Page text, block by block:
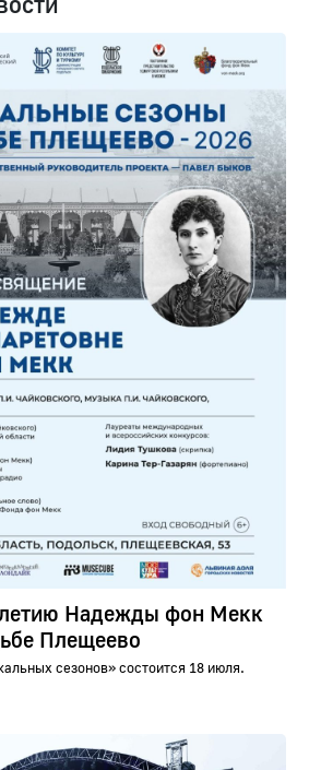
Надежды фон Мекк
Плещеево
сезонов» состоится 18 июля.